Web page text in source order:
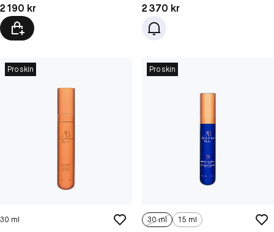
Pris: 2 190 kr
2 190 kr
Pris: 2 370 kr
2 370 kr
Proskin
30 ml
Proskin
30 ml 15 ml